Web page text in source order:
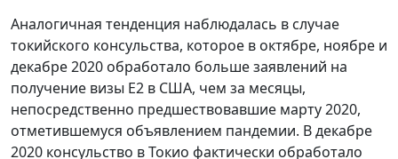
Аналогичная тенденция наблюдалась в случае
токийского консульства, которое в октябре, ноябре и
декабре 2020 обработало больше заявлений на
получение визы E2 в США, чем за месяцы,
непосредственно предшествовавшие марту 2020,
отметившемуся объявлением пандемии. В декабре
2020 консульство в Токио фактически обработало